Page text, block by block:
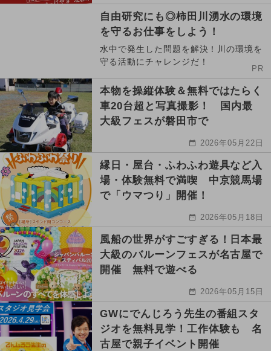
自由研究にも◎柿田川湧水の環境
を守るお仕事をしよう！
水中で発生した問題を解決！川の環境を
守る活動にチャレンジだ！
PR
本物を操縦体験＆無料ではたらく
車20台超と写真撮影！ 国内最
大級フェスが磐田市で
2026年05月22日
縁日・屋台・ふわふわ遊具など入
場・体験無料で満喫 中京競馬場
で「ウマつり」開催！
2026年05月18日
風船の世界がすごすぎる！日本最
大級のバルーンフェスが名古屋で
開催 無料で遊べる
2026年05月15日
GWにでんじろう先生の番組スタ
ジオを無料見学！工作体験も 名
古屋で親子イベント開催